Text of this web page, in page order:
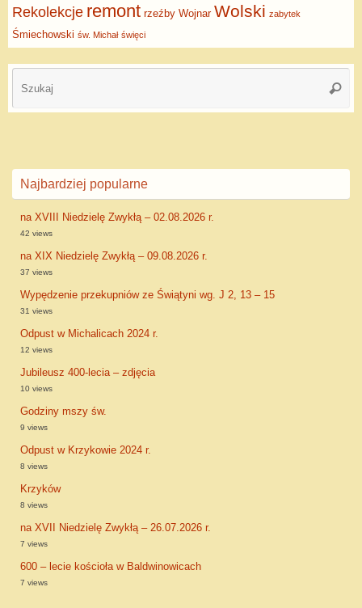
Rekolekcje remont rzeźby Wojnar Wolski zabytek
Śmiechowski św. Michał święci
Najbardziej popularne
na XVIII Niedzielę Zwykłą – 02.08.2026 r.
42 views
na XIX Niedzielę Zwykłą – 09.08.2026 r.
37 views
Wypędzenie przekupniów ze Świątyni wg. J 2, 13 – 15
31 views
Odpust w Michalicach 2024 r.
12 views
Jubileusz 400-lecia – zdjęcia
10 views
Godziny mszy św.
9 views
Odpust w Krzykowie 2024 r.
8 views
Krzyków
8 views
na XVII Niedzielę Zwykłą – 26.07.2026 r.
7 views
600 – lecie kościoła w Baldwinowicach
7 views